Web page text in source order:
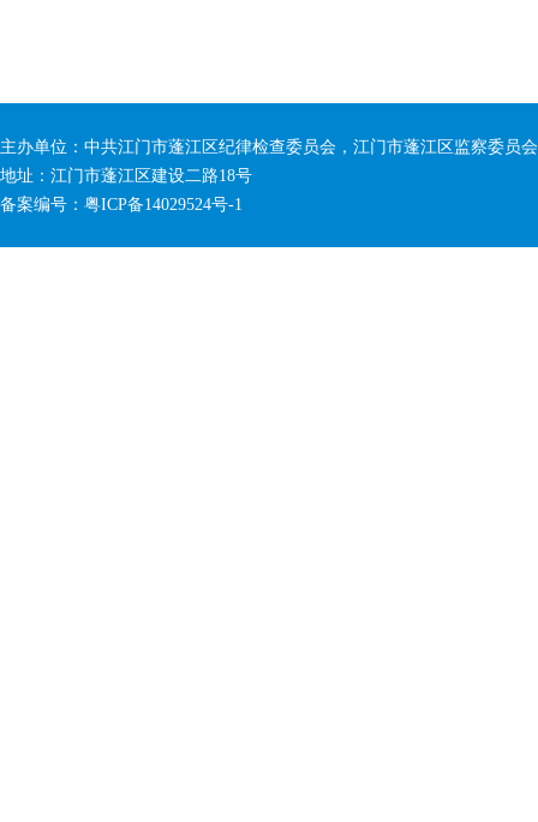
主办单位：中共江门市蓬江区纪律检查委员会，江门市蓬江区监察委员
地址：江门市蓬江区建设二路18号
备案编号：粤ICP备14029524号-1